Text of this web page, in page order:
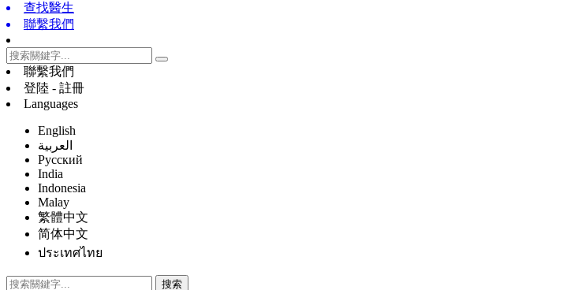
查找醫生
聯繫我們
聯繫我們
登陸 - 註冊
Languages
English
العربية
Русский
India
Indonesia
Malay
繁體中文
简体中文
ประเทศไทย